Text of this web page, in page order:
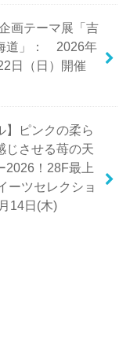
画テーマ展「吉
道」： 2026年
日（日）開催
】ピンクの柔ら
じさせる苺の天
2026！28F最上
ーツセレクショ
14日(木)